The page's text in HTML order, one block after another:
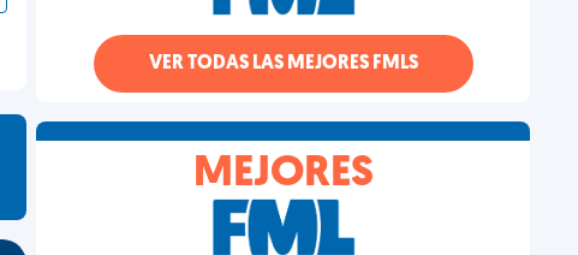
VER TODAS LAS MEJORES FMLS
MEJORES